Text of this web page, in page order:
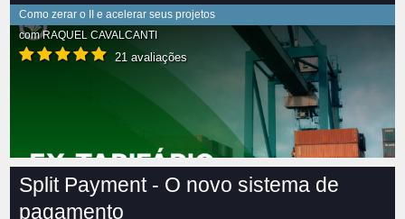
Como zerar o II e acelerar seus projetos
comRAQUEL CAVALCANTI
21 avaliações
Split Payment - O novo sistema de
pagamento